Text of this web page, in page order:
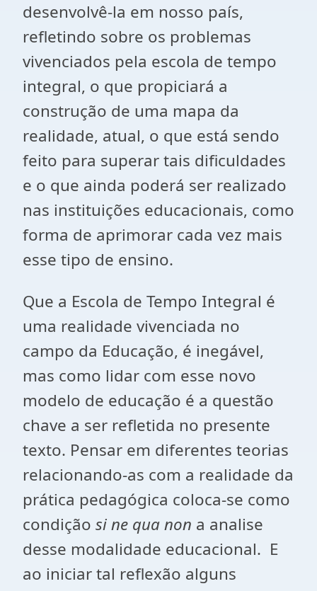
desenvolvê-la em nosso país,
refletindo sobre os problemas
vivenciados pela escola de tempo
integral, o que propiciará a
construção de uma mapa da
realidade, atual, o que está sendo
feito para superar tais dificuldades
e o que ainda poderá ser realizado
nas instituições educacionais, como
forma de aprimorar cada vez mais
esse tipo de ensino.
Que a Escola de Tempo Integral é
uma realidade vivenciada no
campo da Educação, é inegável,
mas como lidar com esse novo
modelo de educação é a questão
chave a ser refletida no presente
texto. Pensar em diferentes teorias
relacionando-as com a realidade da
prática pedagógica coloca-se como
condição si ne qua non a analise
desse modalidade educacional. E
ao iniciar tal reflexão alguns